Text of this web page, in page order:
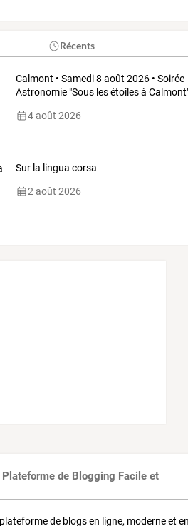
Récents
Calmont • Samedi 8 août 2026 • Soirée
Astronomie "Sous les étoiles à
4 août 2026
Sur la lingua corsa
2 août 2026
de Blogging Facile et
de blogs en ligne, moderne et en